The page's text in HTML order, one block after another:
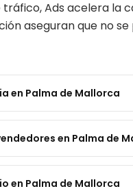
tráfico, Ads acelera la
aseguran que no se
en Palma de Mallorca
en Palma de
en Palma de Mallorca